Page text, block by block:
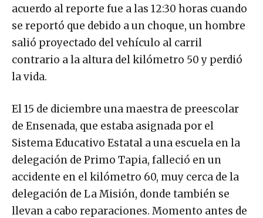
acuerdo al reporte fue a las 12:30 horas cuando
se reportó que debido a un choque, un hombre
salió proyectado del vehículo al carril
contrario a la altura del kilómetro 50 y perdió
la vida.
El 15 de diciembre una maestra de preescolar
de Ensenada, que estaba asignada por el
Sistema Educativo Estatal a una escuela en la
delegación de Primo Tapia, falleció en un
accidente en el kilómetro 60, muy cerca de la
delegación de La Misión, donde también se
llevan a cabo reparaciones. Momento antes de